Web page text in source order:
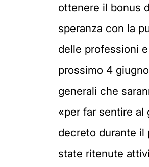
ottenere il bonus
speranza con la
delle professioni
prossimo 4
generali che
«per far sentire al
decreto durante il
state ritenute